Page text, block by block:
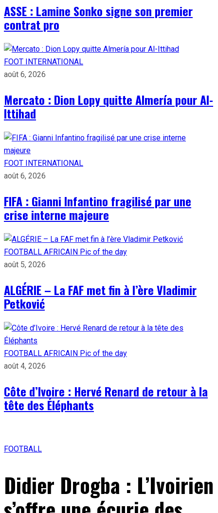
ASSE : Lamine Sonko signe son premier
contrat pro
FOOT INTERNATIONAL
août 6, 2026
Mercato : Dion Lopy quitte Almería pour Al-
Ittihad
FOOT INTERNATIONAL
août 6, 2026
FIFA : Gianni Infantino fragilisé par une
crise interne majeure
FOOTBALL AFRICAIN Pic of the day
août 5, 2026
ALGÉRIE – La FAF met fin à l’ère Vladimir
Petković
FOOTBALL AFRICAIN Pic of the day
août 4, 2026
Côte d’Ivoire : Hervé Renard de retour à la
tête des Éléphants
FOOTBALL
Didier Drogba : L’Ivoirien